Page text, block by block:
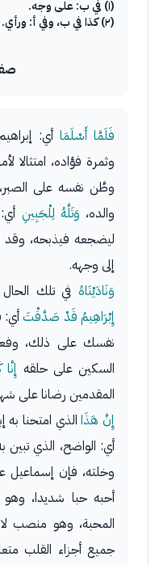
(١) في ب: على وجه.
(٢) كذا في ب، وفي أ: ورأي.
فَلَمَّا أَسْلَمَا أي:
وثمرة فؤاده، امتثالا
وطَّن نفسه على
والده، وَتَلَّهُ لِلْجَبِينِ
ليضجعه فيذبحه، وقد
إلى وجهه.
وَنَادَيْنَاهُ في تلك
إِبْرَاهِيمُ قَدْ صَدَّقْتَ
نفسك على ذلك،
السكين على حلقه
المقدمين رضانا على
إِنَّ هَذَاالذي امتحنا به
أي: الواضح، الذي تبين
وخلته، فإن إسماعيل
أحبه حبا شديدا، وهو
المحبة، وهو منصب
جميع أجزاء القلب